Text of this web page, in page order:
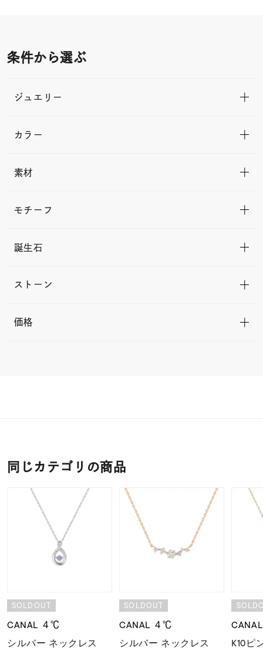
条件から選ぶ
ジュエリー
カラー
素材
モチーフ
誕生石
ストーン
価格
同じカテゴリの商品
SOLDOUT
CANAL ４℃
シルバー ネックレス
SOLDOUT
CANAL ４℃
シルバー ネックレス
K10ピ